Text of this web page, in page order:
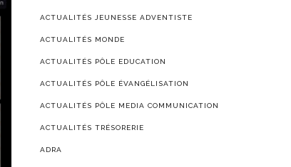
ACTUALITÉS JEUNESSE ADVENTISTE
ACTUALITÉS MONDE
ACTUALITÉS PÔLE EDUCATION
ACTUALITÉS PÔLE ÉVANGÉLISATION
ACTUALITÉS PÔLE MEDIA COMMUNICATION
ACTUALITÉS TRÉSORERIE
ADRA